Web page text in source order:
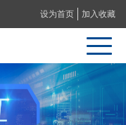
设为首页 加入收藏